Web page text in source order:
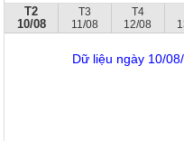
T2
10/08
T3
11/08
T4
12/08
Dữ liệu ngày 10/